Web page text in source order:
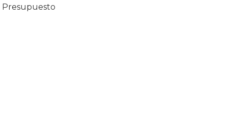
Presupuesto